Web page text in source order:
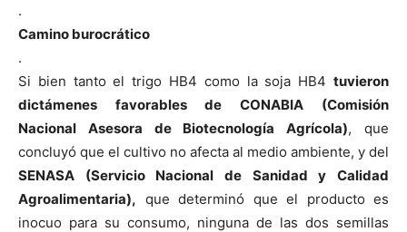
.
Camino burocrático
.
Si bien tanto el trigo HB4 como la soja HB4 tuvieron
dictámenes favorables de CONABIA
(Comisión
Nacional Asesora de Biotecnología Agrícola), que
concluyó que el cultivo no afecta al medio ambiente, y del
SENASA (Servicio Nacional de Sanidad y Calidad
Agroalimentaria), que determinó que el producto es
inocuo para su consumo, ninguna de las dos semillas